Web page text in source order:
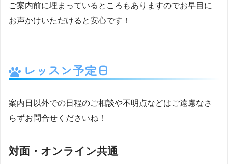
ご案内前に埋まっているところもありますのでお早目に
お声かけいただけると安心です！
レッスン予定日
案内日以外での日程のご相談や不明点などはご遠慮なさ
らずお問合せくださいね！
対面・オンライン共通